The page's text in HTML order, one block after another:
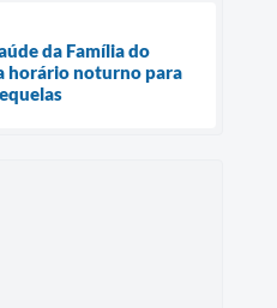
da Família do
horário noturno para